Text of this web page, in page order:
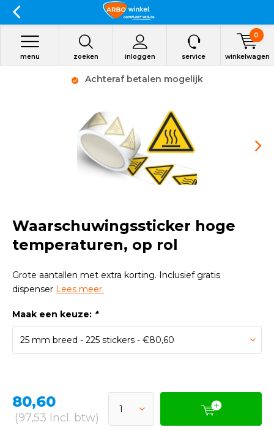
zoeken inloggen
menu service winkelwagen
0
Achteraf betalen mogelijk
Waarschuwingssticker hoge
temperaturen, op rol
Grote aantallen met extra korting. Inclusief gratis
dispenser Lees meer.
Maak een keuze: *
80,60
(97,53 Incl. btw)